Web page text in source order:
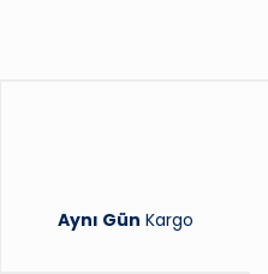
Aynı Gün Kargo